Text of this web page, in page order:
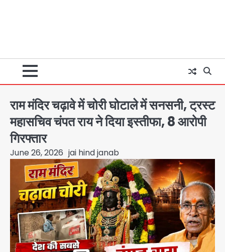
राम मंदिर चढ़ावे में चोरी घोटाले में सनसनी, ट्रस्ट
महासचिव चंपत राय ने दिया इस्तीफा, 8 आरोपी
गिरफ्तार
June 26, 2026 jai hind janab